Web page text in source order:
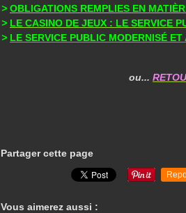
> OBLIGATIONS REMPLIES EN
> LE CASINO DE JEUX : LE SERVICE
> LE SERVICE PUBLIC MODERNISÉ
ou...
Partager cette page
Vous aimerez aussi :